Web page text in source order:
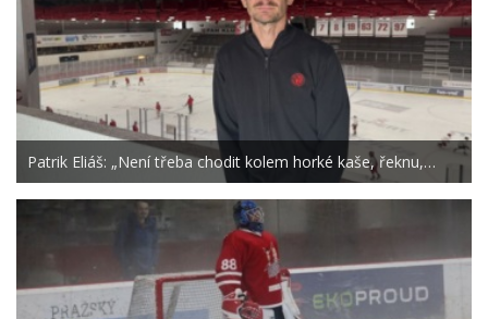
Patrik Eliáš: „Není třeba chodit kolem horké kaše, řeknu,…